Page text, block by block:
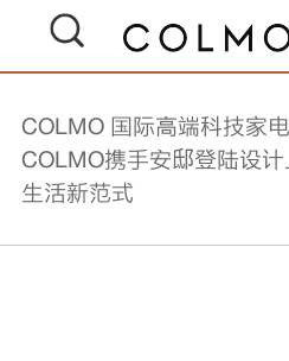
COLMO 国际高端科技家电
COLMO携手安邸登陆设
生活新范式